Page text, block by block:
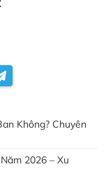
Không? Chuyên
2026 – Xu